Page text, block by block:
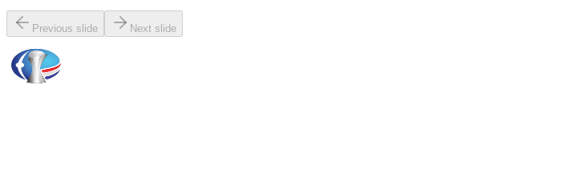
Previous slide Next slide